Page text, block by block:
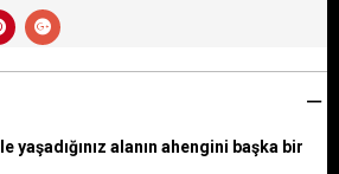
yaşadığınız alanın ahengini başka bir